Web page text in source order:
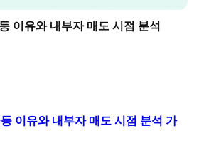
이유와 내부자 매도 시점 분석
이유와 내부자 매도 시점 분석 가